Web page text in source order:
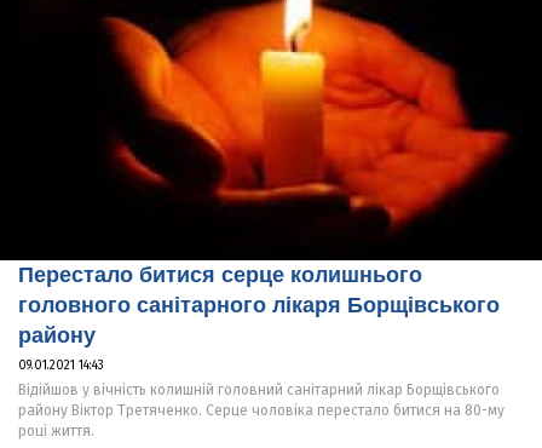
Перестало битися серце колишнього
головного санітарного лікаря Борщівського
району
09.01.2021 14:43
Відійшов у вічність колишній головний санітарний лікар Борщівського
району Віктор Третяченко. Серце чоловіка перестало битися на 80-му
році життя.